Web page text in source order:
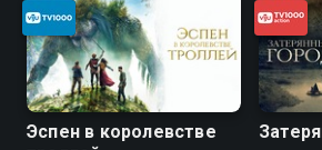
Эспен в королевстве